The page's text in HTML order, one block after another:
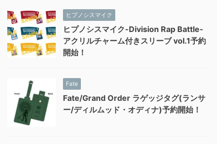
ヒプノシスマイク
ヒプノシスマイク-Division Rap Battle-
アクリルチャーム付きスリーブ vol.1予約
開始！
Fate
Fate/Grand Order ラゲッジタグ(ランサ
ー/ディルムッド・オディナ)予約開始！